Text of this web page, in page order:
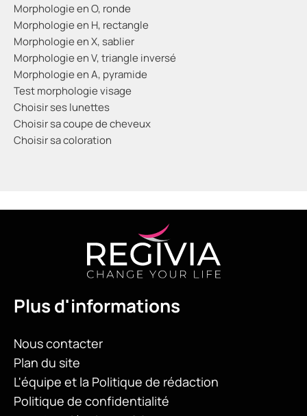
Morphologie en O, ronde
Morphologie en H, rectangle
Morphologie en X, sablier
Morphologie en V, triangle inversé
Morphologie en A, pyramide
Test morphologie visage
Choisir ses lunettes
Choisir sa coupe de cheveux
Choisir sa coloration
Plus d'informations
Nous contacter
Plan du site
L'équipe et la Politique de rédaction
Politique de confidentialité